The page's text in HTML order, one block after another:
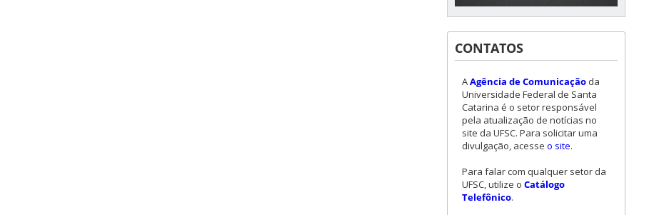
CONTATOS
AAgência de Comunicação da
Universidade Federal de Santa
Catarina é o setor responsável
pela atualização de notícias no
site da UFSC. Para solicitar uma
divulgação, acesse o site.
Para falar com qualquer setor da
UFSC, utilize o Catálogo
Telefônico.